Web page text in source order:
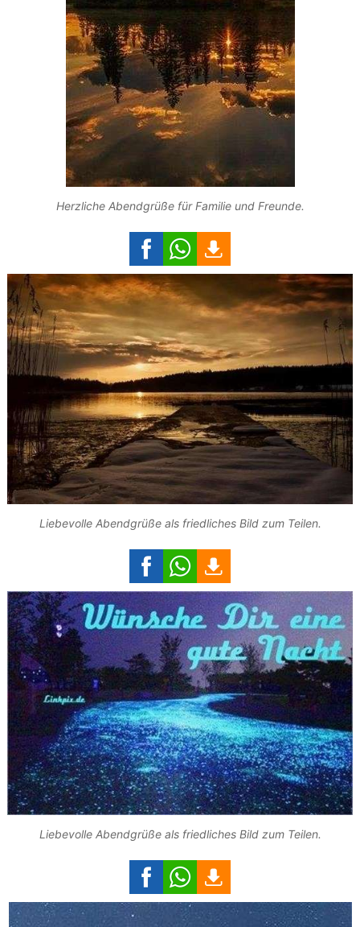
Herzliche Abendgrüße für Familie und Freunde.
Liebevolle Abendgrüße als friedliches Bild zum Teilen.
Liebevolle Abendgrüße als friedliches Bild zum Teilen.